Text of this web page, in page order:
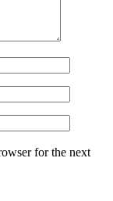
for the next